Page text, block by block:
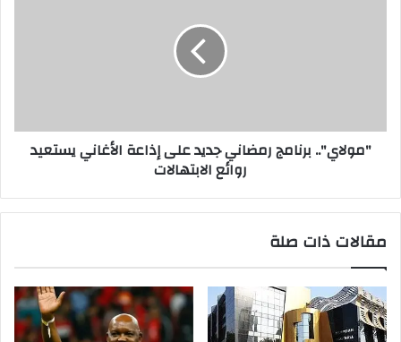
"مولاي".. برنامج رمضاني جديد على إذاعة الأغاني يستعيد
روائع الابتهالات
مقالات ذات صلة